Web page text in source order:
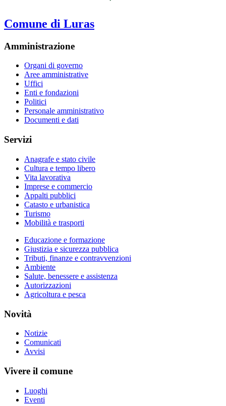
Comune di Luras
Amministrazione
Organi di governo
Aree amministrative
Uffici
Enti e fondazioni
Politici
Personale amministrativo
Documenti e dati
Servizi
Anagrafe e stato civile
Cultura e tempo libero
Vita lavorativa
Imprese e commercio
Appalti pubblici
Catasto e urbanistica
Turismo
Mobilità e trasporti
Educazione e formazione
Giustizia e sicurezza pubblica
Tributi, finanze e contravvenzioni
Ambiente
Salute, benessere e assistenza
Autorizzazioni
Agricoltura e pesca
Novità
Notizie
Comunicati
Avvisi
Vivere il comune
Luoghi
Eventi